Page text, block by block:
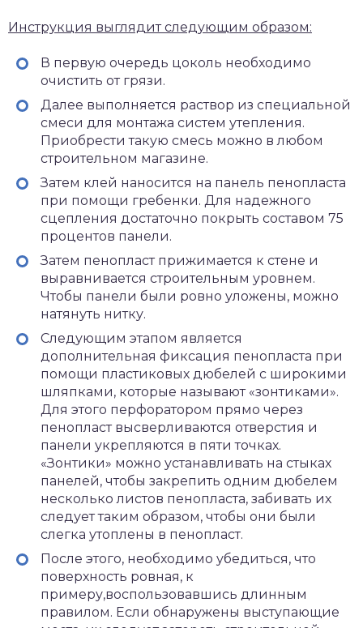
Инструкция выглядит следующим образом:
В первую очередь цоколь необходимо
очистить от грязи.
Далее выполняется раствор из специальной
смеси для монтажа систем утепления.
Приобрести такую смесь можно в любом
строительном магазине.
Затем клей наносится на панель пенопласта
при помощи гребенки. Для надежного
сцепления достаточно покрыть составом 75
процентов панели.
Затем пенопласт прижимается к стене и
выравнивается строительным уровнем.
Чтобы панели были ровно уложены, можно
натянуть нитку.
Следующим этапом является
дополнительная фиксация пенопласта при
помощи пластиковых дюбелей с широкими
шляпками, которые называют «зонтиками».
Для этого перфоратором прямо через
пенопласт высверливаются отверстия и
панели укрепляются в пяти точках.
«Зонтики» можно устанавливать на стыках
панелей, чтобы закрепить одним дюбелем
несколько листов пенопласта, забивать их
следует таким образом, чтобы они были
слегка утоплены в пенопласт.
После этого, необходимо убедиться, что
поверхность ровная, к
примеру,воспользовавшись длинным
правилом. Если обнаружены выступающие